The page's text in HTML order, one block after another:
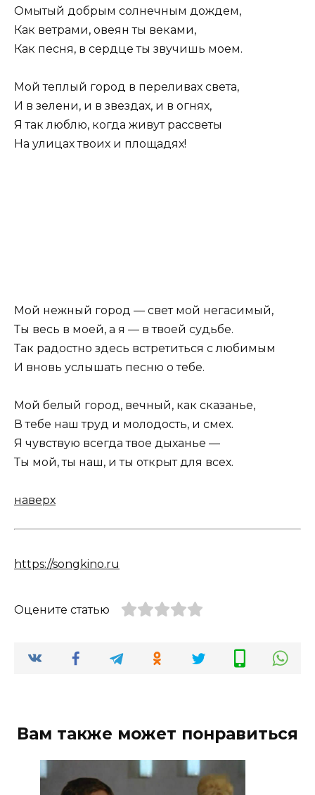
Омытый добрым солнечным дождем,
Как ветрами, овеян ты веками,
Как песня, в сердце ты звучишь моем.
Мой теплый город в переливах света,
И в зелени, и в звездах, и в огнях,
Я так люблю, когда живут рассветы
На улицах твоих и площадях!
Мой нежный город — свет мой негасимый,
Ты весь в моей, а я — в твоей судьбе.
Так радостно здесь встретиться с любимым
И вновь услышать песню о тебе.
Мой белый город, вечный, как сказанье,
В тебе наш труд и молодость, и смех.
Я чувствую всегда твое дыханье —
Ты мой, ты наш, и ты открыт для всех.
наверх
https://songkino.ru
Оцените статью
Вам также может понравиться